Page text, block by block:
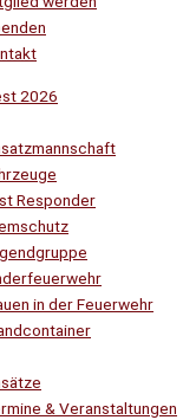
2026
Responder
in der Feuerwehr
& Veranstaltungen